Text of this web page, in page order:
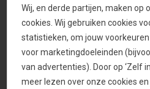
Wij, en derde partijen, maken op
cookies. Wij gebruiken cookies
statistieken, om jouw
voor marketingdoeleinden
van advertenties). Door op ‘Zelf
meer lezen over onze cookies